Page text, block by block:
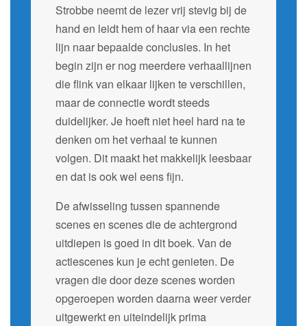
Strobbe neemt de lezer vrij stevig bij de
hand en leidt hem of haar via een rechte
lijn naar bepaalde conclusies. In het
begin zijn er nog meerdere verhaallijnen
die flink van elkaar lijken te verschillen,
maar de connectie wordt steeds
duidelijker. Je hoeft niet heel hard na te
denken om het verhaal te kunnen
volgen. Dit maakt het makkelijk leesbaar
en dat is ook wel eens fijn.
De afwisseling tussen spannende
scenes en scenes die de achtergrond
uitdiepen is goed in dit boek. Van de
actiescenes kun je echt genieten. De
vragen die door deze scenes worden
opgeroepen worden daarna weer verder
uitgewerkt en uiteindelijk prima